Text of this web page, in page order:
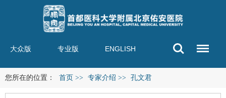
大众版 专业版 ENGLISH
您所在的位置： 首页 >> 专家介绍 >> 孔文君